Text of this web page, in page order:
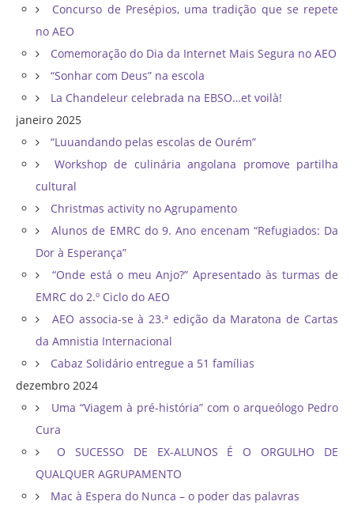
Concurso de Presépios, uma tradição que se repete
no AEO
Comemoração do Dia da Internet Mais Segura no AEO
“Sonhar com Deus” na escola
La Chandeleur celebrada na EBSO…et voilà!
janeiro 2025
“Luuandando pelas escolas de Ourém”
Workshop de culinária angolana promove partilha
cultural
Christmas activity no Agrupamento
Alunos de EMRC do 9. Ano encenam “Refugiados: Da
Dor à Esperança”
“Onde está o meu Anjo?” Apresentado às turmas de
EMRC do 2.º Ciclo do AEO
AEO associa-se à 23.ª edição da Maratona de Cartas
da Amnistia Internacional
Cabaz Solidário entregue a 51 famílias
dezembro 2024
Uma “Viagem à pré-história” com o arqueólogo Pedro
Cura
O SUCESSO DE EX-ALUNOS É O ORGULHO DE
QUALQUER AGRUPAMENTO
Mac à Espera do Nunca – o poder das palavras